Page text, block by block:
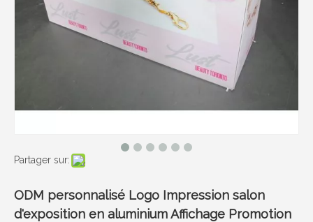
Partager sur:
ODM personnalisé Logo Impression salon
d'exposition en aluminium Affichage Promotion